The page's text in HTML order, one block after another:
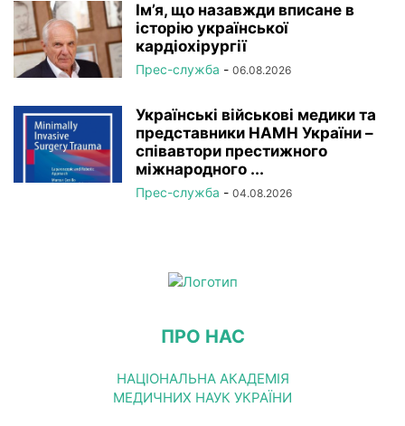
Ім’я, що назавжди вписане в
історію української
кардіохірургії
Прес-служба - 06.08.2026
Українські військові медики та
представники НАМН України –
співавтори престижного
міжнародного ...
Прес-служба - 04.08.2026
ПРО НАС
НАЦІОНАЛЬНА АКАДЕМІЯ
МЕДИЧНИХ НАУК УКРАЇНИ